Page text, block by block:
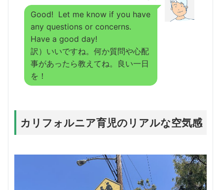
Good! Let me know if you have
any questions or concerns.
Have a good day!
訳）いいですね。何か質問や心配
事があったら教えてね。良い一日
を！
カリフォルニア育児のリアルな空気感